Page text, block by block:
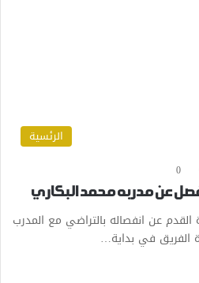
الرئسية
0
عن مدربه محمد البكاري
عن انفصاله بالتراضي مع المدرب
الفريق في بداية…